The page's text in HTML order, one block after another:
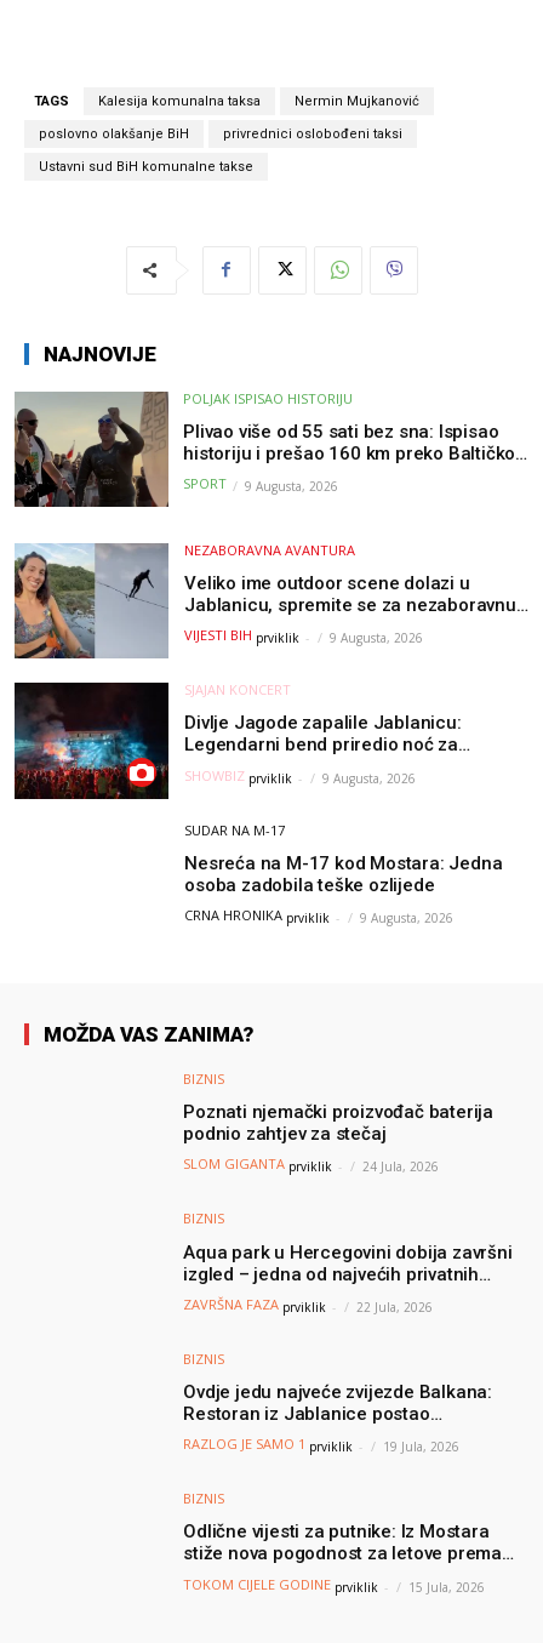
TAGS Kalesija komunalna taksa Nermin Mujkanović
poslovno olakšanje BiH privrednici oslobođeni taksi
Ustavni sud BiH komunalne takse
NAJNOVIJE
POLJAK ISPISAO HISTORIJU
Plivao više od 55 sati bez sna: Ispisao
historiju i prešao 160 km preko Baltičkog
mora – a podvig posvetio djeci oboljeloj
od raka
SPORT 9 Augusta, 2026
NEZABORAVNA AVANTURA
Veliko ime outdoor scene dolazi u
Jablanicu, spremite se za nezaboravnu
avanturu (VIDEO) !
VIJESTI BIH prviklik - 9 Augusta, 2026
SJAJAN KONCERT
Divlje Jagode zapalile Jablanicu:
Legendarni bend priredio noć za
pamćenje
SHOWBIZ prviklik - 9 Augusta, 2026
SUDAR NA M-17
Nesreća na M-17 kod Mostara: Jedna
osoba zadobila teške ozlijede
CRNA HRONIKA prviklik - 9 Augusta, 2026
MOŽDA VAS ZANIMA?
BIZNIS
Poznati njemački proizvođač baterija
podnio zahtjev za stečaj
SLOM GIGANTA prviklik - 24 Jula, 2026
BIZNIS
Aqua park u Hercegovini dobija završni
izgled – jedna od najvećih privatnih
turističkih investicija vrijedna oko 50
ZAVRŠNA FAZA prviklik - 22 Jula, 2026
BIZNIS
Ovdje jedu najveće zvijezde Balkana:
Restoran iz Jablanice postao
nezaobilazna destinacija poznatih, a svi
dolaze zbog jednog specijaliteta
RAZLOG JE SAMO 1 prviklik - 19 Jula, 2026
BIZNIS
Odlične vijesti za putnike: Iz Mostara
stiže nova pogodnost za letove prema
Njemačkoj
TOKOM CIJELE GODINE prviklik - 15 Jula, 2026